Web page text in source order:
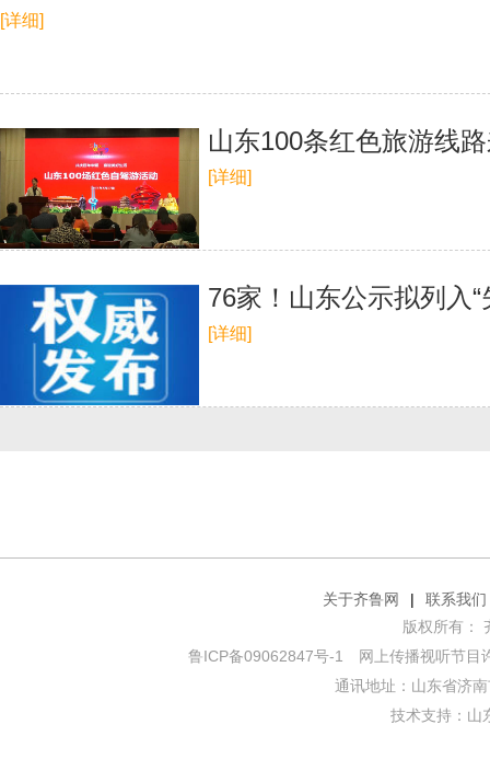
[详细]
山东100条红色旅游线
[详细]
76家！山东公示拟列入“
[详细]
关于齐鲁网 |
联系我们
版权所有：
鲁ICP备09062847号-1
网上传播视听节目
通讯地址：山东省济
技术支持： 山